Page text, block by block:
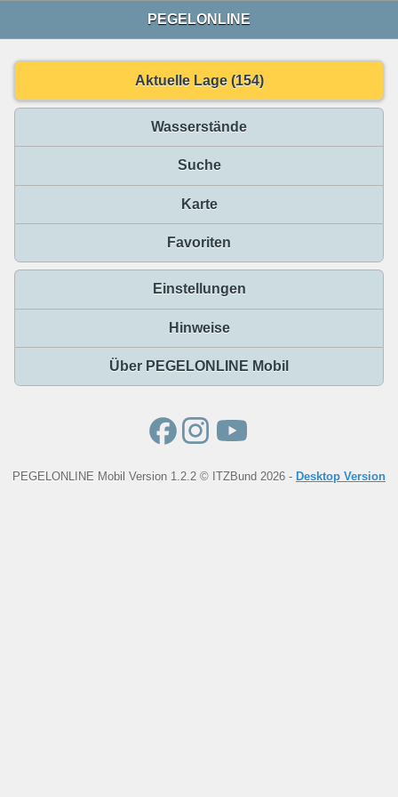
PEGELONLINE
Aktuelle Lage (154)
Wasserstände
Suche
Karte
Favoriten
Einstellungen
Hinweise
Über PEGELONLINE Mobil
PEGELONLINE Mobil Version 1.2.2 © ITZBund 2026 - Desktop Version